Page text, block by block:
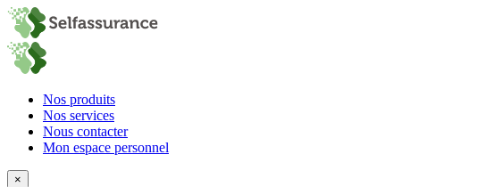
Nos produits
Nos services
Nous contacter
Mon espace personnel
×